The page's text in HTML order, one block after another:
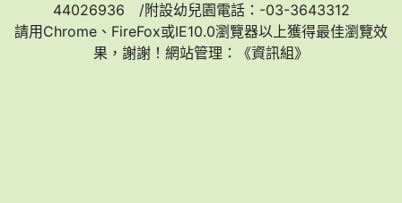
44026936 /附設幼兒園電話：-03-3643312
請用Chrome、FireFox或IE10.0瀏覽器以上獲得最佳瀏覽效
果，謝謝！網站管理：《資訊組》